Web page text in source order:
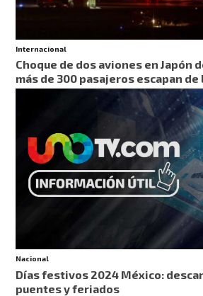
Internacional
Choque de dos aviones en Japón
más de 300 pasajeros escapan de
Nacional
Días festivos 2024 México:
puentes y feriados